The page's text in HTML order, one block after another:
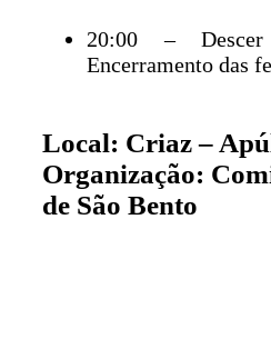
20:00 –
Encerramento das
Local: Criaz –
Organização:
de São Bento